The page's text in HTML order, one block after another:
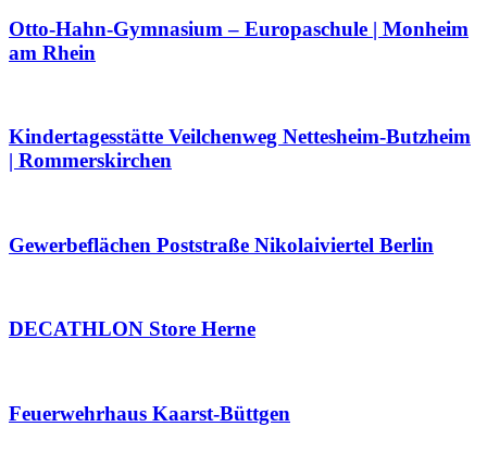
Otto-Hahn-Gymnasium – Europaschule | Monheim
am Rhein
Kindertagesstätte Veilchenweg Nettesheim-Butzheim
| Rommerskirchen
Gewerbeflächen Poststraße Nikolaiviertel Berlin
DECATHLON Store Herne
Feuerwehrhaus Kaarst-Büttgen